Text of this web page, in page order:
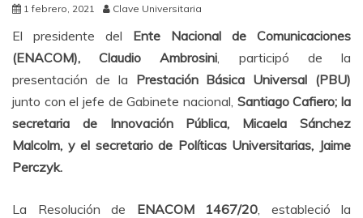
1 febrero, 2021 Clave Universitaria
El presidente del Ente Nacional de Comunicaciones
(ENACOM), Claudio Ambrosini , participó de la
presentación de la Prestación Básica Universal (PBU)
junto con el jefe de Gabinete nacional, Santiago Cafiero; la
secretaria de Innovación Pública, Micaela Sánchez
Malcolm, y el secretario de Políticas Universitarias, Jaime
Perczyk.
La Resolución de ENACOM 1467/20 , estableció la